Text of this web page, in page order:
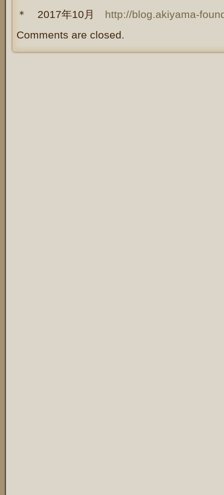
＊ 2017年10月 http://blog.akiyama-
Comments are closed.